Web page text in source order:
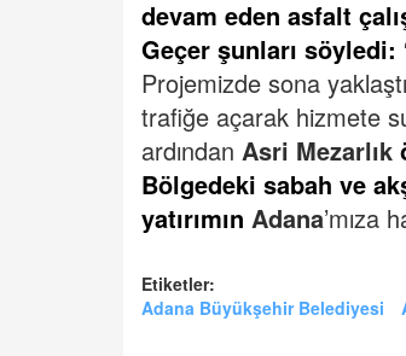
devam eden asfalt
Geçer şunları söyledi:
Projemizde sona
trafiğe açarak hizmete
ardından Asri Mezarlık
Bölgedeki sabah ve
yatırımın Adana’mıza
Etiketler:
Adana Büyükşehir Belediyesi